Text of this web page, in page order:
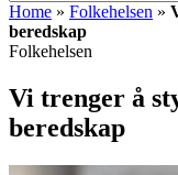
Home » Folkehelsen »
beredskap
Folkehelsen
Vi trenger å
beredskap